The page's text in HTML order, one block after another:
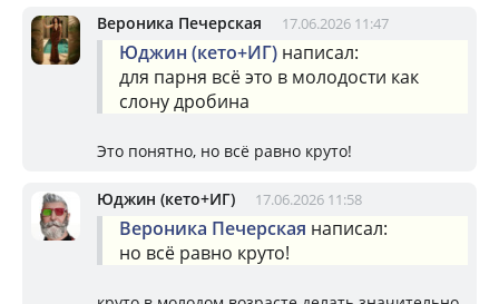
Вероника Печерская 17.06.2026 11:47
Юджин (кето+ИГ) написал:
для парня всё это в молодости как
слону дробина
Это понятно, но всё равно круто!
Юджин (кето+ИГ) 17.06.2026 11:58
Вероника Печерская написал:
но всё равно круто!